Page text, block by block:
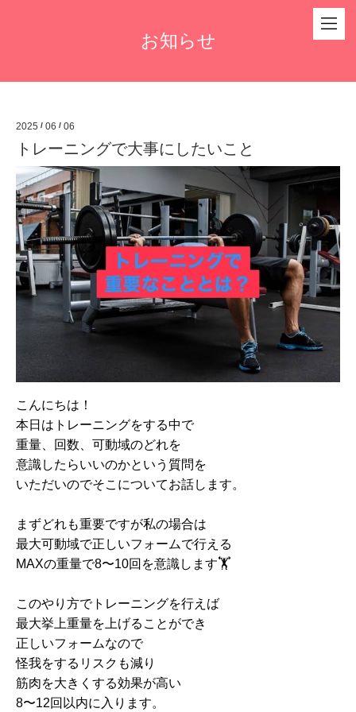
お知らせ
2025 / 06 / 06
トレーニングで大事にしたいこと
こんにちは！
本日はトレーニングをする中で
重量、回数、可動域のどれを
意識したらいいのかという質問を
いただいのでそこについてお話します。
まずどれも重要ですが私の場合は
最大可動域で正しいフォームで行える
MAXの重量で8〜10回を意識します🏋️
このやり方でトレーニングを行えば
最大挙上重量を上げることができ
正しいフォームなので
怪我をするリスクも減り
筋肉を大きくする効果が高い
8〜12回以内に入ります。